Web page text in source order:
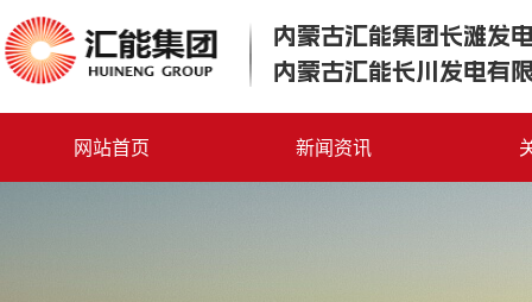
内蒙古汇能集团长滩发
内蒙古汇能长川发电有
网站首页 新闻资讯